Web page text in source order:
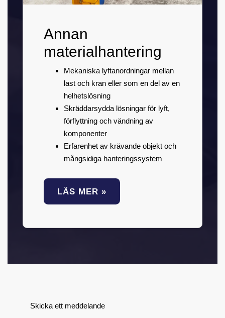
Annan
materialhantering
Mekaniska lyftanordningar mellan
last och kran eller som en del av en
helhetslösning
Skräddarsydda lösningar för lyft,
förflyttning och vändning av
komponenter
Erfarenhet av krävande objekt och
mångsidiga hanteringssystem
LÄS MER »
Skicka ett meddelande